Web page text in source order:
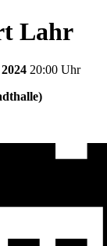
Lahr
20:00 Uhr